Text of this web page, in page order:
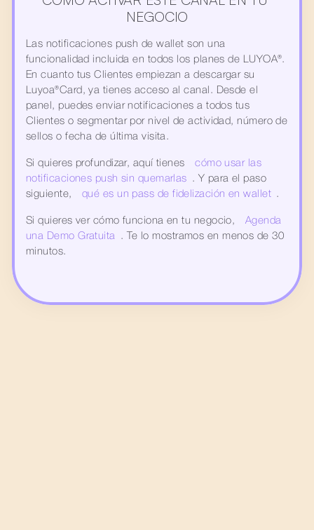
NEGOCIO
Las notificaciones push de wallet son una
funcionalidad incluida en todos los planes de LUYOA®.
En cuanto tus Clientes empiezan a descargar su
Luyoa®Card, ya tienes acceso al canal. Desde el
panel, puedes enviar notificaciones a todos tus
Clientes o segmentar por nivel de actividad, número de
sellos o fecha de última visita.
Si quieres profundizar, aquí tienes
cómo usar las
notificaciones push sin quemarlas
. Y para el paso
siguiente,
qué es un pass de fidelización en wallet .
Si quieres ver cómo funciona en tu negocio,
Agenda
una Demo Gratuita
. Te lo mostramos en menos de 30
minutos.